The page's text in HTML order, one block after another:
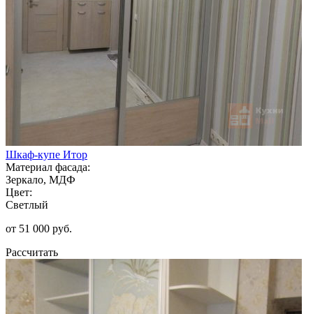
Шкаф-купе Итор
Материал фасада:
Зеркало, МДФ
Цвет:
Светлый
от 51 000 руб.
Рассчитать